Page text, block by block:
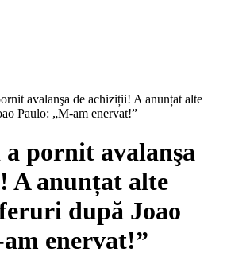
avalanşa de achiziții! A anunțat alte
Paulo: „M-am enervat!”
pornit avalanşa
A anunțat alte
după Joao
enervat!”